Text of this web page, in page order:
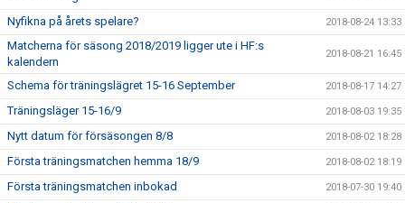
Nyfikna på årets spelare? 2018-08-24 13:33
Matcherna för säsong 2018/2019 ligger ute i HF:s
kalendern
2018-08-21 16:45
Schema för träningslägret 15-16 September 2018-08-17 14:27
Träningsläger 15-16/9 2018-08-03 19:35
Nytt datum för försäsongen 8/8 2018-08-02 18:28
Första träningsmatchen hemma 18/9 2018-08-02 18:19
Första träningsmatchen inbokad 2018-07-30 19:40